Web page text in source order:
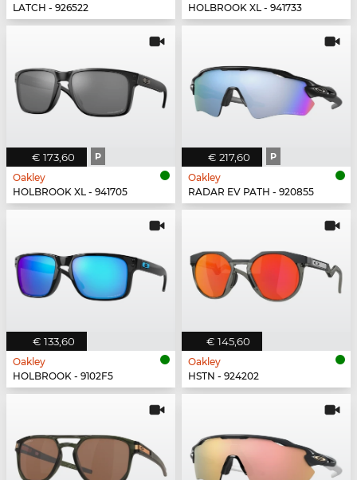
LATCH - 926522
HOLBROOK XL - 941733
€ 173,60 P
Oakley
HOLBROOK XL - 941705
€ 217,60 P
Oakley
RADAR EV PATH - 920855
€ 133,60
Oakley
HOLBROOK - 9102F5
€ 145,60
Oakley
HSTN - 924202